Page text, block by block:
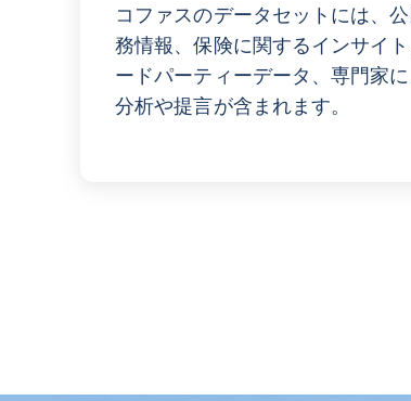
コファスのデータセットには、
務情報、保険に関するインサイ
ードパーティーデータ、専門家
分析や提言が含まれます。